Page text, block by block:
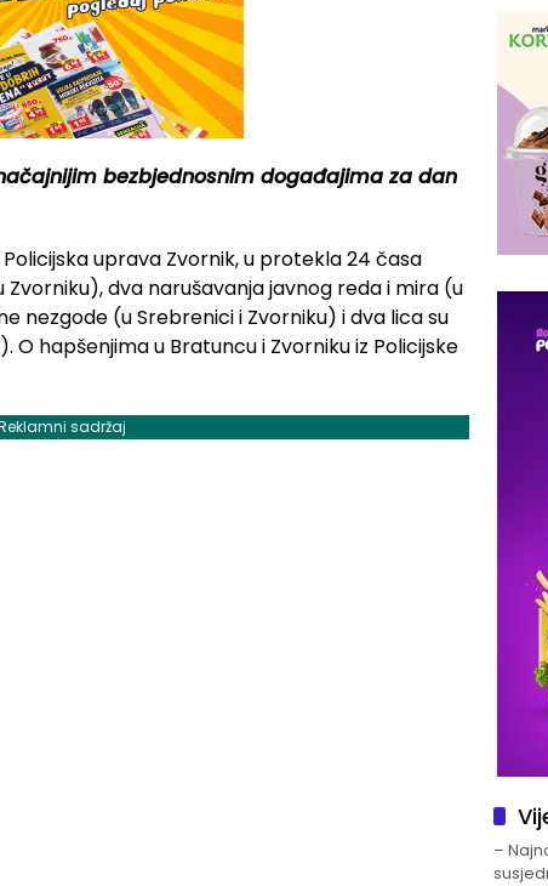
bezbjednosnim događajima za dan
uprava Zvornik, u protekla 24 časa
dva narušavanja javnog reda i mira (u
nezgode (u Srebrenici i Zvorniku) i dva lica su
O hapšenjima u Bratuncu i Zvorniku iz Policijske
sadržaj
–